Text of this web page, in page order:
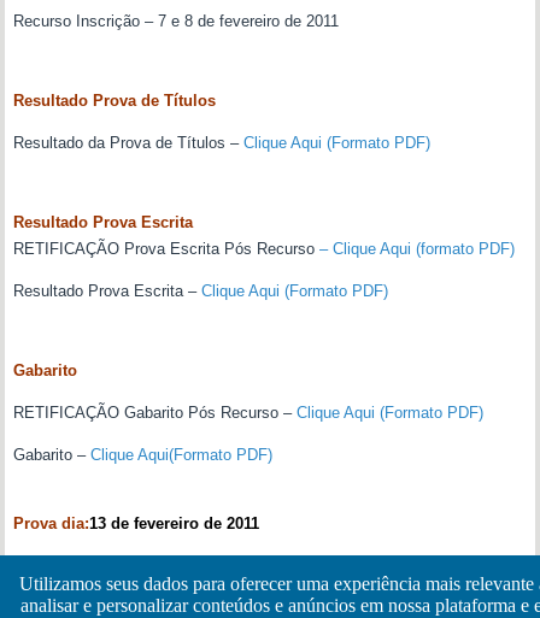
Recurso Inscrição – 7 e 8 de fevereiro de 2011
Resultado Prova de Títulos
Resultado da Prova de Títulos –Clique Aqui (Formato PDF)
Resultado Prova Escrita
RETIFICAÇÃO Prova Escrita Pós Recurso– Clique Aqui (formato PDF)
Resultado Prova Escrita –Clique Aqui (Formato PDF)
Gabarito
RETIFICAÇÃO Gabarito Pós Recurso –Clique Aqui (Formato PDF)
Gabarito –Clique Aqui(Formato PDF)
Prova dia:13 de fevereiro de 2011
Inscrições de: 17 a 31 de janeiro de 2011
Utilizamos seus dados para oferecer uma experiência mais relevante
analisar e personalizar conteúdos e anúncios em nossa plataforma e